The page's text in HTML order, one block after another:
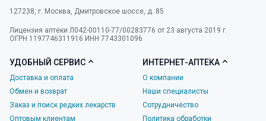
127238, г. Москва, Дмитровское шоссе, д. 85
Лицензия аптеки Л042-00110-77/00283776 от 23 августа 2019 г.
ОГРН 1197746311916 ИНН 7743301096
УДОБНЫЙ СЕРВИС
Доставка и оплата
Обмен и возврат
Заказ и поиск редких лекарств
Оптовым клиентам
ИНТЕРНЕТ-АПТЕКА
О компании
Наши специалисты
Сотрудничество
Политика обработки